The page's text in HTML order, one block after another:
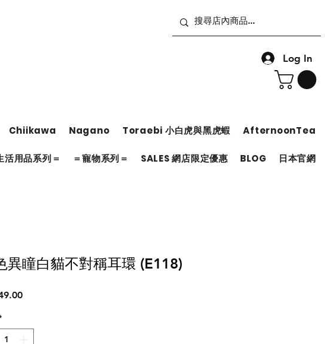
Log In
Chiikawa Nagano Toraebi 小白虎與黑虎蝦 AfternoonTea
活用品系列＝ ＝寵物系列＝ SALES 網店限定優惠 BLOG 日本官網
異瞳白貓不對稱耳環 (E118)
價